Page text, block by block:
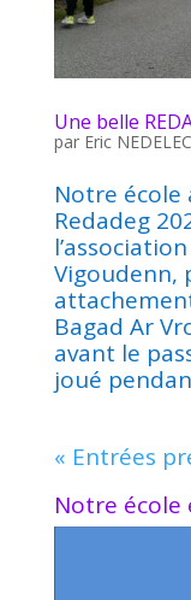
Une belle
par Eric NEDELEC
Notre école
Redadeg
Bagad Ar
avant le
joué
« Entrées
Notre école
Lecteur